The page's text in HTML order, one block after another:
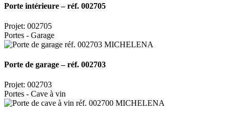
Porte intérieure – réf. 002705
Projet: 002705
Portes - Garage
Porte de garage – réf. 002703
Projet: 002703
Portes - Cave à vin